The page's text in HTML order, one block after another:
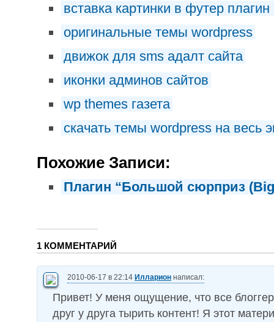
вставка картинки в футер
оригинальные темы wordpress
движок для sms адалт сайта
иконки админов сайтов
wp themes газета
скачать темы wordpress на весь
Похожие Записи:
Плагин “Большой сюрприз
1 КОММЕНТАРИЙ
2010-06-17 в 22:14 Илларион написал:
Привет! У меня ощущение, что все
друг у друга тырить контент! Я этот